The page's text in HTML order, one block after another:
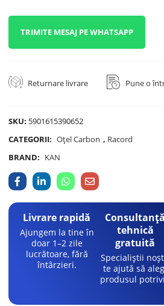
TRIMITE MESAJ PE WHATSAPP
Returnare livrare Pune o
SKU: 5901615390652
CATEGORII: Oțel Carbon , Racord
BRAND: KAN
Livrare rapidă
Ajungem la tine în
doar 1–2 zile
lucrătoare, fără
întârzieri.
Consultanță
tehnică
gratuită
Specialiștii
te ajută să
produsul